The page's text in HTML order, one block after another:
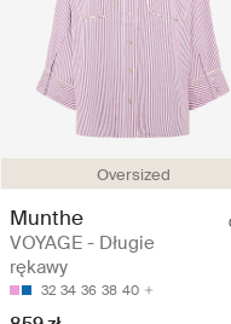
Oversized
Munthe
VOYAGE - Długie
rękawy
32 34 36 38 40